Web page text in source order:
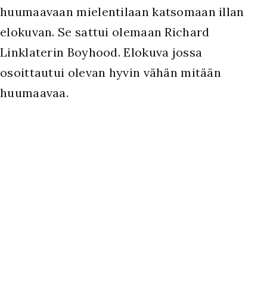
huumaavaan mielentilaan katsomaan illan
elokuvan. Se sattui olemaan Richard
Linklaterin Boyhood. Elokuva jossa
osoittautui olevan hyvin vähän mitään
huumaavaa.